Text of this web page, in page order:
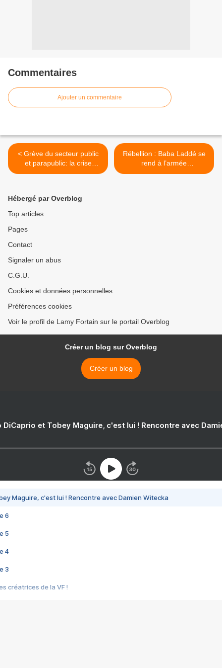
Commentaires
Ajouter un commentaire
< Grève du secteur public
et parapublic: la crise
sociale s'enlise
Rébellion : Baba Laddé se
rend à l’armée
centrafricaine et se déclare
Hébergé par Overblog
Top articles
Pages
Contact
Signaler un abus
C.G.U.
Cookies et données personnelles
Préférences cookies
Voir le profil de Lamy Fortain sur le portail Overblog
Créer un blog sur Overblog
Créer un blog
DiCaprio et Tobey Maguire, c'est lui ! Rencontre avec
Maguire, c'est lui ! Rencontre avec Damien Witecka
6
5
4
3
créatrices de la VF !